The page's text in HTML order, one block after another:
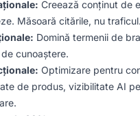
Creează conținut de
Măsoară citările, nu traficul.
Domină termenii de
cunoaștere.
Optimizare pentru
de produs, vizibilitate AI